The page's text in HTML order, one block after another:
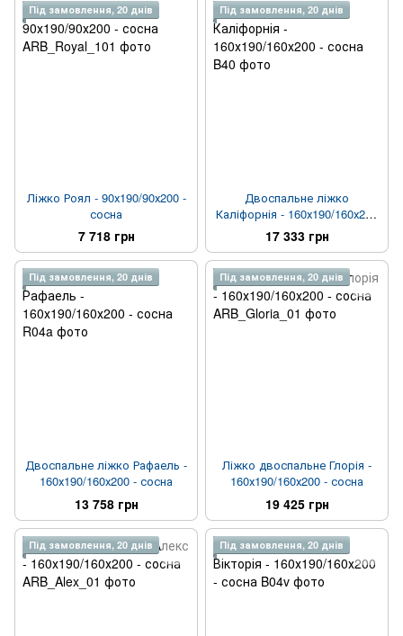
Під замовлення, 20 днів
Ліжко Роял - 90х190/90х200 -
сосна
7 718 грн
Під замовлення, 20 днів
Двоспальне ліжко
Каліфорнія - 160х190/160х200
- сосна
17 333 грн
Під замовлення, 20 днів
Двоспальне ліжко Рафаель -
160х190/160х200 - сосна
13 758 грн
Під замовлення, 20 днів
Ліжко двоспальне Глорія -
160х190/160х200 - сосна
19 425 грн
Під замовлення, 20 днів Під замовлення, 20 днів